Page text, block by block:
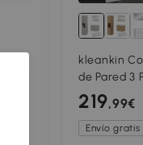
kleankin
de Pared 3
Armario
Columna
219,99€
Envío gratis